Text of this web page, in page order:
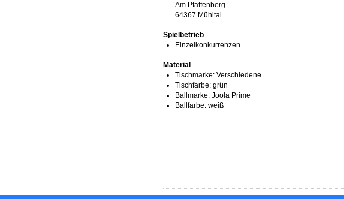
Am Pfaffenberg
64367 Mühltal
Spielbetrieb
Einzelkonkurrenzen
Material
Tischmarke: Verschiedene
Tischfarbe: grün
Ballmarke: Joola Prime
Ballfarbe: weiß